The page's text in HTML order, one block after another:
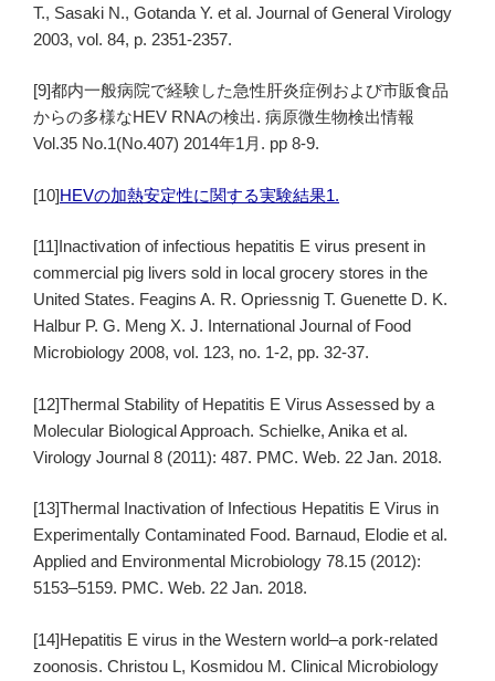
T., Sasaki N., Gotanda Y. et al. Journal of General Virology
2003, vol. 84, p. 2351-2357.
[9]都内一般病院で経験した急性肝炎症例および市販食品
からの多様なHEV RNAの検出. 病原微生物検出情報
Vol.35 No.1(No.407) 2014年1月. pp 8-9.
[10]HEVの加熱安定性に関する実験結果1.
[11]Inactivation of infectious hepatitis E virus present in
commercial pig livers sold in local grocery stores in the
United States. Feagins A. R. Opriessnig T. Guenette D. K.
Halbur P. G. Meng X. J. International Journal of Food
Microbiology 2008, vol. 123, no. 1-2, pp. 32-37.
[12]Thermal Stability of Hepatitis E Virus Assessed by a
Molecular Biological Approach. Schielke, Anika et al.
Virology Journal 8 (2011): 487. PMC. Web. 22 Jan. 2018.
[13]Thermal Inactivation of Infectious Hepatitis E Virus in
Experimentally Contaminated Food. Barnaud, Elodie et al.
Applied and Environmental Microbiology 78.15 (2012):
5153–5159. PMC. Web. 22 Jan. 2018.
[14]Hepatitis E virus in the Western world–a pork-related
zoonosis. Christou L, Kosmidou M. Clinical Microbiology